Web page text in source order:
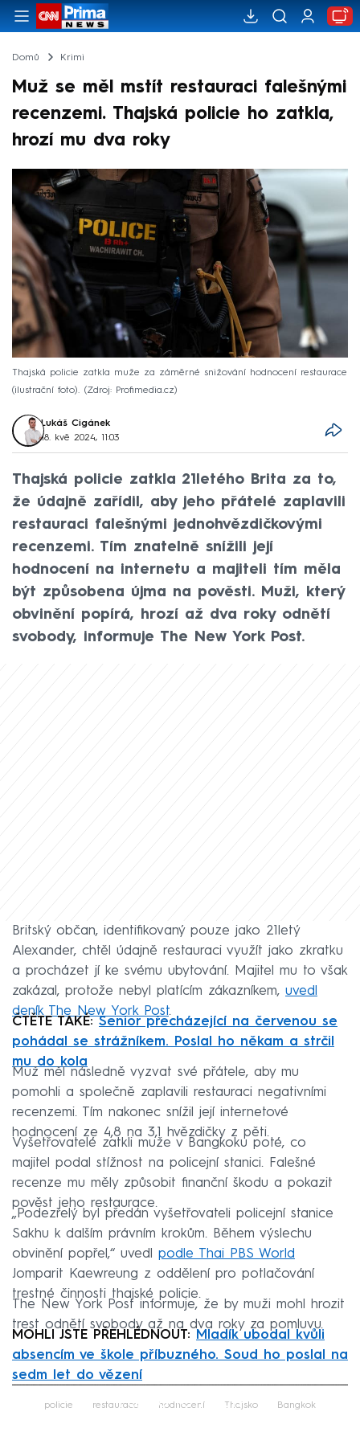
Domů Krimi
Muž se měl mstít restauraci falešnými
recenzemi. Thajská policie ho zatkla,
hrozí mu dva roky
Thajská policie zatkla muže za záměrné snižování hodnocení restaurace
(ilustrační foto).
Zdroj: Profimedia.cz
Lukáš Cigánek
18. kvě 2024, 11:03
Thajská policie zatkla 21letého Brita za to,
že údajně zařídil, aby jeho přátelé zaplavili
restauraci falešnými jednohvězdičkovými
recenzemi. Tím znatelně snížili její
hodnocení na internetu a majiteli tím měla
být způsobena újma na pověsti. Muži, který
obvinění popírá, hrozí až dva roky odnětí
svobody, informuje The New York Post.
Britský občan, identifikovaný pouze jako 21letý
Alexander, chtěl údajně restauraci využít jako zkratku
a procházet jí ke svému ubytování. Majitel mu to však
zakázal, protože nebyl platícím zákazníkem, uvedl
deník The New York Post.
ČTĚTE TAKÉ: Senior přecházející na červenou se
pohádal se strážníkem. Poslal ho někam a strčil
mu do kola
Muž měl následně vyzvat své přátele, aby mu
pomohli a společně zaplavili restauraci negativními
recenzemi. Tím nakonec snížil její internetové
hodnocení ze 4,8 na 3,1 hvězdičky z pěti.
Vyšetřovatelé zatkli muže v Bangkoku poté, co
majitel podal stížnost na policejní stanici. Falešné
recenze mu měly způsobit finanční škodu a pokazit
pověst jeho restaurace.
„Podezřelý byl předán vyšetřovateli policejní stanice
Sakhu k dalším právním krokům. Během výslechu
obvinění popřel,“ uvedl podle Thai PBS World
Jomparit Kaewreung z oddělení pro potlačování
trestné činnosti thajské policie.
The New York Post informuje, že by muži mohl hrozit
trest odnětí svobody až na dva roky za pomluvu.
MOHLI JSTE PŘEHLÉDNOUT:
Mladík ubodal kvůli
absencím ve škole příbuzného. Soud ho poslal na
sedm let do vězení
Failed to fetch
policie restaurace hodnocení Thajsko Bangkok